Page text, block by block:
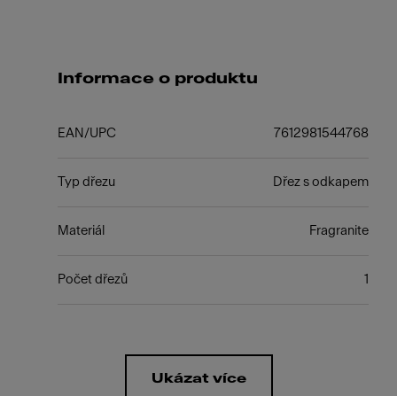
Informace o produktu
EAN/UPC 7612981544768
Typ dřezu Dřez s odkapem
Materiál Fragranite
Počet dřezů 1
Ukázat více